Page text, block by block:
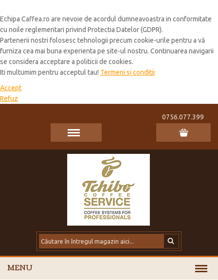
Echipa Caffea.ro are nevoie de acordul dumneavoastra in conformitate
cu noile reglementari privind Protectia Datelor (GDPR).
Partenerii nostri folosesc tehnologii precum cookie-urile pentru a vă
furniza cea mai buna experienta pe site-ul nostru. Continuarea navigarii
se considera acceptare a politicii de cookies.
Iti multumim pentru acceptul tau! Termeni si conditii
Accept
Refuz
0756.077.399
MENU